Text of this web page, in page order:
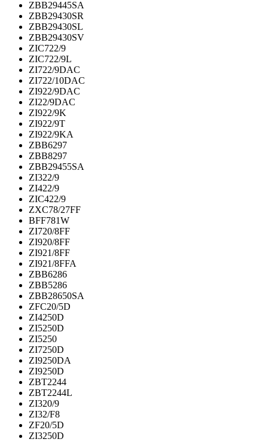
ZBB29445SA
ZBB29430SR
ZBB29430SL
ZBB29430SV
ZIC722/9
ZIC722/9L
ZI722/9DAC
ZI722/10DAC
ZI922/9DAC
ZI22/9DAC
ZI922/9K
ZI922/9T
ZI922/9KA
ZBB6297
ZBB8297
ZBB29455SA
ZI322/9
ZI422/9
ZIC422/9
ZXC78/27FF
BFF781W
ZI720/8FF
ZI920/8FF
ZI921/8FF
ZI921/8FFA
ZBB6286
ZBB5286
ZBB28650SA
ZFC20/5D
ZI4250D
ZI5250D
ZI5250
ZI7250D
ZI9250DA
ZI9250D
ZBT2244
ZBT2244L
ZI320/9
ZI32/F8
ZF20/5D
ZI3250D